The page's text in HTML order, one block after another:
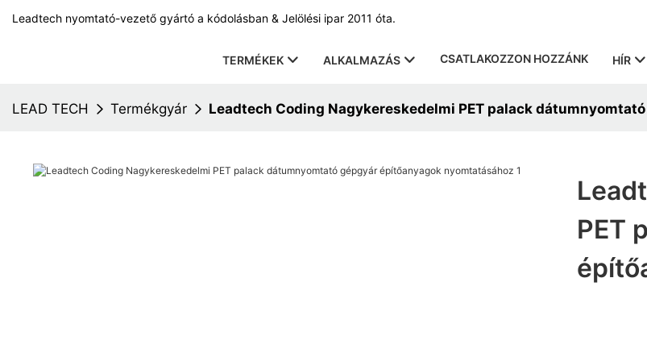
Leadtech nyomtató-vezető gyártó a kódolásban & Jelölési ipar 2011 óta.
TERMÉKEK ALKALMAZÁS CSATLAKOZZON HOZZÁNK HÍR
LEAD TECH Termékgyár Leadtech Coding Nagykereskedelmi PET palack
PET